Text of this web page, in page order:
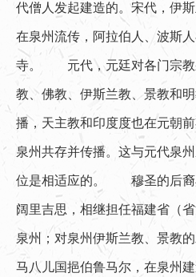
代僧人发起建造的。宋代，伊
在泉州流传，阿拉伯人、波斯
寺。　　元代，元廷对各门宗
教、佛教、伊斯兰教、景教和
播，天主教和印度度也在元朝
泉州共存并传播。这与元代泉
位是相适应的。　　穆圣的后
阔里吉思，相继担任福建省（
泉州；对泉州伊斯兰教、景教
马八儿国挹伯鲁马尔，在泉州